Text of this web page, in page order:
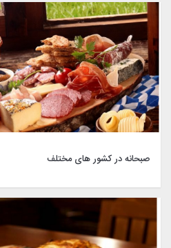
صبحانه در کشور های مختلف